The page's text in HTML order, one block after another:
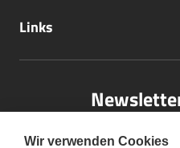
+43 (5572) 40797
Links
Bitte melden Sie sich
Wir verwenden Cookies